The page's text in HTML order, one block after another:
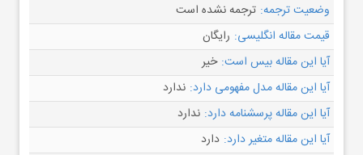
وضعیت ترجمه: ترجمه نشده است
قیمت مقاله انگلیسی: رایگان
آیا این مقاله بیس است: خیر
آیا این مقاله مدل مفهومی دارد: ندارد
آیا این مقاله پرسشنامه دارد: ندارد
آیا این مقاله متغیر دارد: دارد